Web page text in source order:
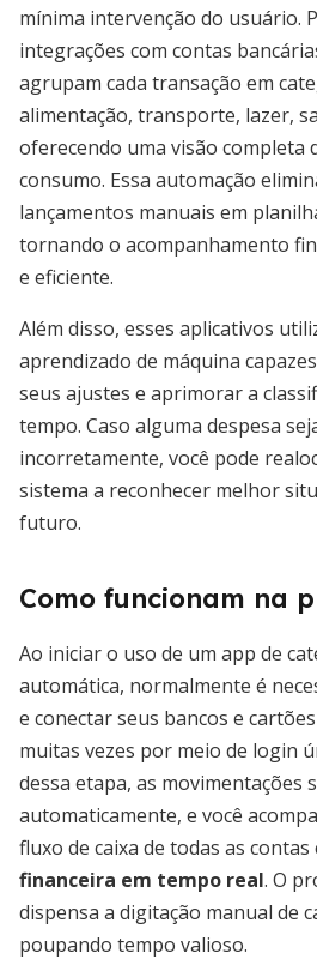
mínima intervenção do usuário.
integrações com contas
agrupam cada transação em
alimentação, transporte, lazer,
oferecendo uma visão completa
consumo. Essa automação
lançamentos manuais em
tornando o acompanhamento
e eficiente.
Além disso, esses aplicativos
aprendizado de máquina
seus ajustes e aprimorar a
tempo. Caso alguma despesa
incorretamente, você pode
sistema a reconhecer melhor
futuro.
Como funcionam na
Ao iniciar o uso de um app de
automática, normalmente é
e conectar seus bancos e
muitas vezes por meio de login
dessa etapa, as movimentações
automaticamente, e você
fluxo de caixa de todas as
financeira em tempo real. O
dispensa a digitação manual de
poupando tempo valioso.